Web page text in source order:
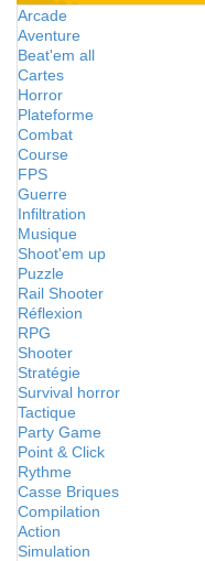
Arcade
Aventure
Beat'em all
Cartes
Horror
Plateforme
Combat
Course
FPS
Guerre
Infiltration
Musique
Shoot'em up
Puzzle
Rail Shooter
Réflexion
RPG
Shooter
Stratégie
Survival horror
Tactique
Party Game
Point & Click
Rythme
Casse Briques
Compilation
Action
Simulation